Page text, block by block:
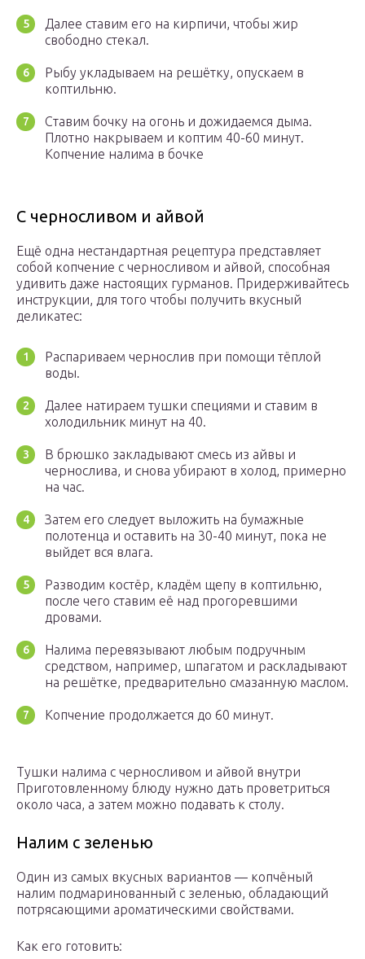
Далее ставим его на кирпичи, чтобы жир
свободно стекал.
Рыбу укладываем на решётку, опускаем в
коптильню.
Ставим бочку на огонь и дожидаемся дыма.
Плотно накрываем и коптим 40-60 минут.
Копчение налима в бочке
С черносливом и айвой
Ещё одна нестандартная рецептура представляет
собой копчение с черносливом и айвой, способная
удивить даже настоящих гурманов. Придерживайтесь
инструкции, для того чтобы получить вкусный
деликатес:
Распариваем чернослив при помощи тёплой
воды.
Далее натираем тушки специями и ставим в
холодильник минут на 40.
В брюшко закладывают смесь из айвы и
чернослива, и снова убирают в холод, примерно
на час.
Затем его следует выложить на бумажные
полотенца и оставить на 30-40 минут, пока не
выйдет вся влага.
Разводим костёр, кладём щепу в коптильню,
после чего ставим её над прогоревшими
дровами.
Налима перевязывают любым подручным
средством, например, шпагатом и раскладывают
на решётке, предварительно смазанную маслом.
Копчение продолжается до 60 минут.
Тушки налима с черносливом и айвой внутри
Приготовленному блюду нужно дать проветриться
около часа, а затем можно подавать к столу.
Налим с зеленью
Один из самых вкусных вариантов — копчёный
налим подмаринованный с зеленью, обладающий
потрясающими ароматическими свойствами.
Как его готовить: